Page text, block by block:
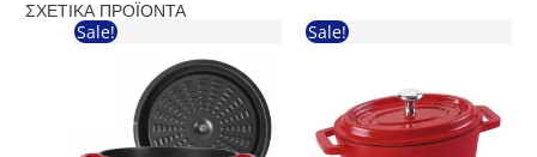
ΣΧΕΤΙΚΆ ΠΡΟΪΌΝΤΑ
Sale! Sale!